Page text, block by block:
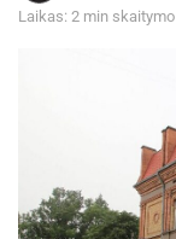
Laikas: 2 min skaitymo